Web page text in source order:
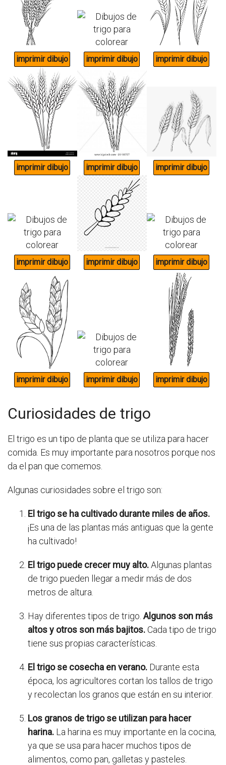
Curiosidades de trigo
El trigo es un tipo de planta que se utiliza para hacer
comida. Es muy importante para nosotros porque nos
da el pan que comemos.
Algunas curiosidades sobre el trigo son:
El trigo se ha cultivado durante miles de años.
¡Es una de las plantas más antiguas que la gente
ha cultivado!
El trigo puede crecer muy alto.Algunas plantas
de trigo pueden llegar a medir más de dos
metros de altura.
Hay diferentes tipos de trigo. Algunos son más
altos y otros son más bajitos.Cada tipo de trigo
tiene sus propias características.
El trigo se cosecha en verano. Durante esta
época, los agricultores cortan los tallos de trigo
y recolectan los granos que están en su interior.
Los granos de trigo se utilizan para hacer
harina. La harina es muy importante en la cocina,
ya que se usa para hacer muchos tipos de
alimentos, como pan, galletas y pasteles.